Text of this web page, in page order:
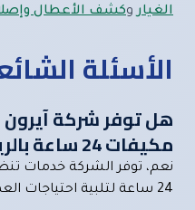
الغياروكشف الأعطال
الأسئلة
هل توفر شركة
مكيفات 24 ساعة بالرياض؟
نعم، توفر الشركة خدمات
24 ساعة لتلبية احتياجات العملاء في جميع الأوقات.